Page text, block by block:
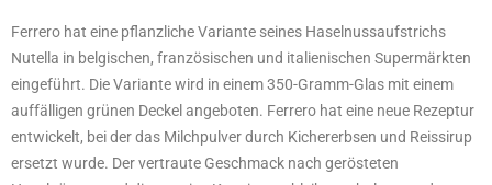
Ferrero hat eine pflanzliche Variante seines Haselnussaufstrichs
Nutella in belgischen, französischen und italienischen Supermärkten
eingeführt. Die Variante wird in einem 350-Gramm-Glas mit einem
auffälligen grünen Deckel angeboten. Ferrero hat eine neue Rezeptur
entwickelt, bei der das Milchpulver durch Kichererbsen und Reissirup
ersetzt wurde. Der vertraute Geschmack nach gerösteten